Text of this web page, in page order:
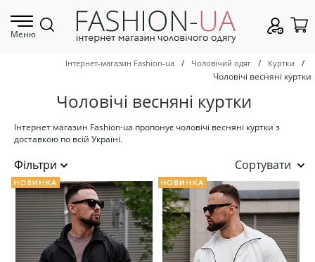
Меню
Інтернет-магазин Fashion-ua / Чоловічий одяг / Куртки
/
Чоловічі весняні куртки
Чоловічі весняні куртки
Інтернет магазин Fashion-ua пропонує чоловічі весняні куртки з
доставкою по всій Україні.
Сортувати